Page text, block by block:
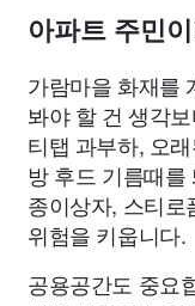
아파트 주민
가람마을 화재를
봐야 할 건 생각
티탭 과부하, 오
방 후드 기름때
종이상자, 스티로
위험을 키웁니다.
공용공간도 중요